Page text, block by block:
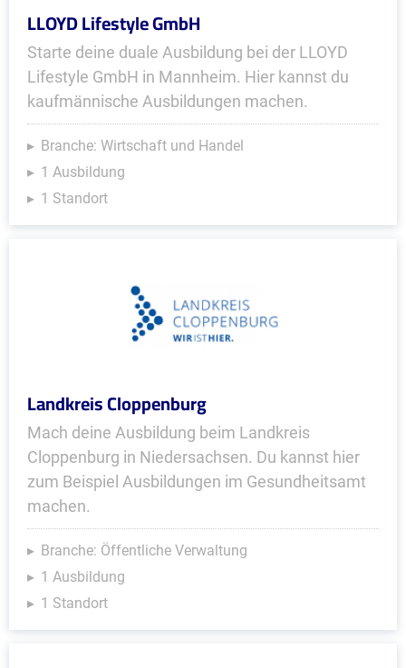
LLOYD Lifestyle GmbH
Starte deine duale Ausbildung bei der LLOYD
Lifestyle GmbH in Mannheim. Hier kannst du
kaufmännische Ausbildungen machen.
Branche: Wirtschaft und Handel
1 Ausbildung
1 Standort
Landkreis Cloppenburg
Mach deine Ausbildung beim Landkreis
Cloppenburg in Niedersachsen. Du kannst hier
zum Beispiel Ausbildungen im Gesundheitsamt
machen.
Branche: Öffentliche Verwaltung
1 Ausbildung
1 Standort